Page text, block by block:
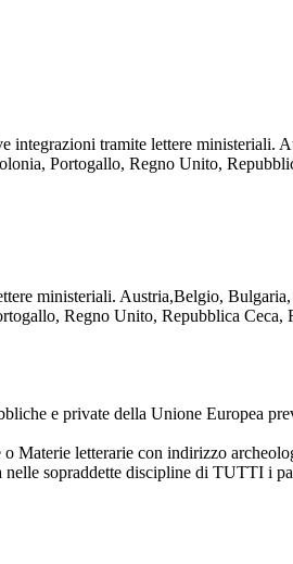
integrazioni tramite lettere ministeriali.
Portogallo, Regno Unito,
ministeriali. Austria,Belgio,
Regno Unito, Repubblica Ceca,
e private della Unione Europea
Materie letterarie con indirizzo
sopraddette discipline di TUTTI i